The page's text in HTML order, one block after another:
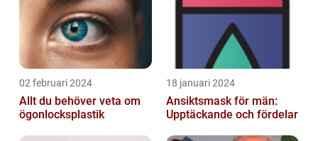
02 februari 2024
Allt du behöver veta om
ögonlocksplastik
18 januari 2024
Ansiktsmask för män:
Upptäckande och fördelar